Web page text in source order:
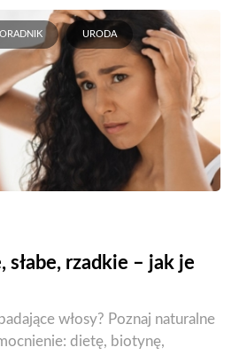
URODA
słabe, rzadkie – jak je
włosy? Poznaj naturalne
dietę, biotynę,